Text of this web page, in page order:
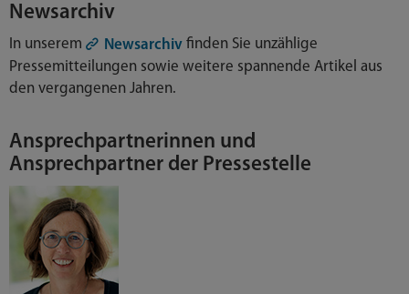
Newsarchiv
In unserem Newsarchiv finden Sie unzählige
Pressemitteilungen sowie weitere spannende Artikel aus
den vergangenen Jahren.
Ansprechpartnerinnen und
Ansprechpartner der Pressestelle